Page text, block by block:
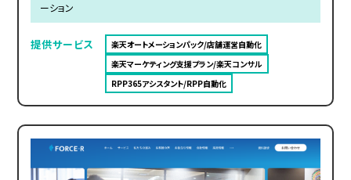
ーション
提供サービス
楽天オートメーションパック/店舗運営自動化
楽天マーケティング支援プラン/楽天コンサル
RPP365アシスタント/RPP自動化